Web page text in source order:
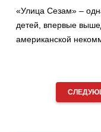
«Улица Сезам» –
детей, впервые
американской